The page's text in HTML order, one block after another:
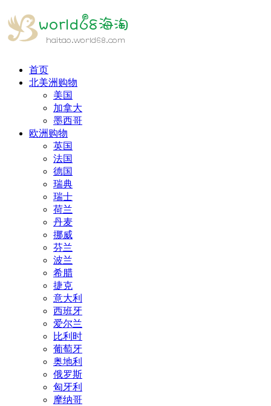
首页
北美洲购物
美国
加拿大
墨西哥
欧洲购物
英国
法国
德国
瑞典
瑞士
荷兰
丹麦
挪威
芬兰
波兰
希腊
捷克
意大利
西班牙
爱尔兰
比利时
葡萄牙
奥地利
俄罗斯
匈牙利
摩纳哥